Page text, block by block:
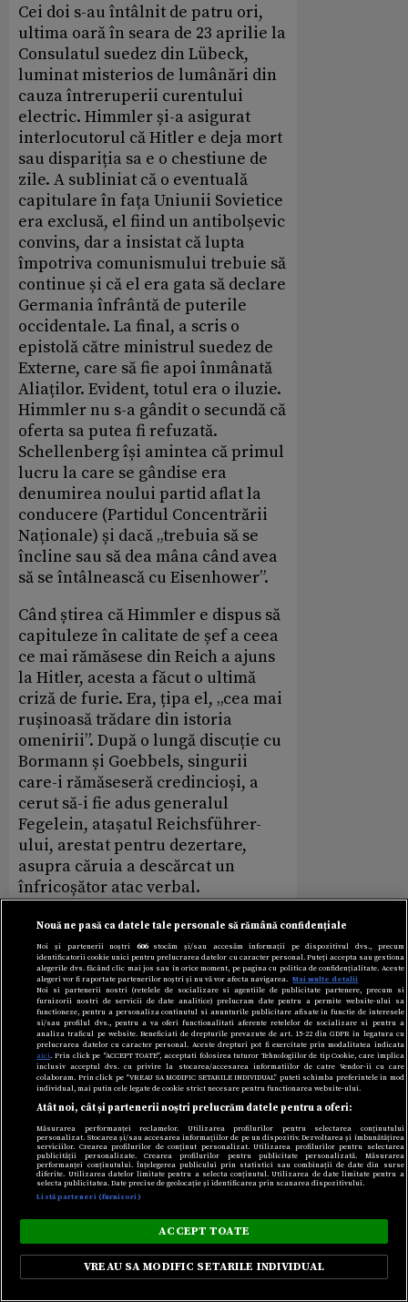
Cei doi s-au întâlnit de patru ori,
ultima oară în seara de 23 aprilie la
Consulatul suedez din Lübeck,
luminat misterios de lumânări din
cauza întreruperii curentului
electric. Himmler și-a asigurat
interlocutorul că Hitler e deja mort
sau dispariția sa e o chestiune de
zile. A subliniat că o eventuală
capitulare în fața Uniunii Sovietice
era exclusă, el fiind un antibolșevic
convins, dar a insistat că lupta
împotriva comunismului trebuie să
continue și că el era gata să declare
Germania înfrântă de puterile
occidentale. La final, a scris o
epistolă către ministrul suedez de
Externe, care să fie apoi înmânată
Aliaților. Evident, totul era o iluzie.
Himmler nu s-a gândit o secundă că
oferta sa putea fi refuzată.
Schellenberg își amintea că primul
lucru la care se gândise era
denumirea noului partid aflat la
conducere (Partidul Concentrării
Naționale) și dacă „trebuia să se
încline sau să dea mâna când avea
să se întâlnească cu Eisenhower”.
Când știrea că Himmler e dispus să
capituleze în calitate de șef a ceea
ce mai rămăsese din Reich a ajuns
la Hitler, acesta a făcut o ultimă
criză de furie. Era, țipa el, „cea mai
rușinoasă trădare din istoria
omenirii”. După o lungă discuție cu
Bormann și Goebbels, singurii
care-i rămăseseră credincioși, a
cerut să-i fie adus generalul
Fegelein, atașatul Reichsführer-
ului, arestat pentru dezertare,
asupra căruia a descărcat un
înfricoșător atac verbal.
Nouă ne pasă ca datele tale personale să rămână confidențiale
Noi și partenerii noștri 606stocăm și/sau accesăm informații pe dispozitivul dvs., precum
identificatorii cookie unici pentru prelucrarea datelor cu caracter personal. Puteți accepta sau gestiona
alegerile dvs. făcând clic mai jos sau în orice moment, pe pagina cu politica de confidențialitate. Aceste
alegeri vor fi raportate partenerilor noștri și nu vă vor afecta navigarea. Mai multe detalii
Noi si partenerii nostri (retelele de socializare si agentiile de publicitate partenere, precum si
furnizorii nostri de servicii de date analitice) prelucram date pentru a permite website-ului sa
functioneze, pentru a personaliza continutul si anunturile publicitare afisate in functie de interesele
si/sau profilul dvs., pentru a va oferi functionalitati aferente retelelor de socializare si pentru a
analiza traficul pe website. Beneficiati de drepturile prevazute de art. 15-22 din GDPR in legatura cu
prelucrarea datelor cu caracter personal. Aceste drepturi pot fi exercitate prin modalitatea indicata
aici. Prin click pe “ACCEPT TOATE”, acceptati folosirea tuturor Tehnologiilor de tip Cookie, care implica
inclusiv acceptul dvs. cu privire la stocarea/accesarea informatiilor de catre Vendor-ii cu care
colaboram. Prin click pe “VREAU SA MODIFIC SETARILE INDIVIDUAL” puteti schimba preferintele in mod
individual, mai putin cele legate de cookie strict necesare pentru functionarea website-ului.
Atât noi, cât și partenerii noștri prelucrăm datele pentru a oferi:
Măsurarea performanței reclamelor. Utilizarea profilurilor pentru selectarea conținutului
personalizat. Stocarea și/sau accesarea informațiilor de pe un dispozitiv. Dezvoltarea și îmbunătățirea
serviciilor. Crearea profilurilor de conținut personalizat. Utilizarea profilurilor pentru selectarea
publicității personalizate. Crearea profilurilor pentru publicitate personalizată. Măsurarea
performanței conținutului. Înțelegerea publicului prin statistici sau combinații de date din surse
diferite. Utilizarea datelor limitate pentru a selecta conținutul. Utilizarea de date limitate pentru a
selecta publicitatea. Date precise de geolocație și identificarea prin scanarea dispozitivului.
Listă parteneri (furnizori)
ACCEPT TOATE
VREAU SA MODIFIC SETARILE INDIVIDUAL